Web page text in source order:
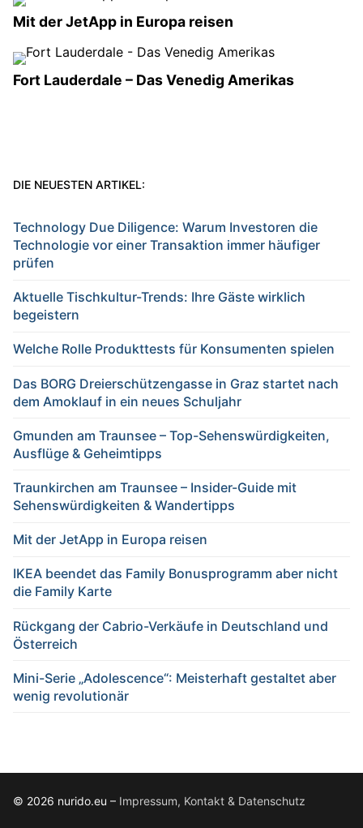
Mit der JetApp in Europa reisen
Fort Lauderdale – Das Venedig Amerikas
DIE NEUESTEN ARTIKEL:
Technology Due Diligence: Warum Investoren die
Technologie vor einer Transaktion immer häufiger
prüfen
Aktuelle Tischkultur-Trends: Ihre Gäste wirklich
begeistern
Welche Rolle Produkttests für Konsumenten spielen
Das BORG Dreierschützengasse in Graz startet nach
dem Amoklauf in ein neues Schuljahr
Gmunden am Traunsee – Top-Sehenswürdigkeiten,
Ausflüge & Geheimtipps
Traunkirchen am Traunsee – Insider-Guide mit
Sehenswürdigkeiten & Wandertipps
Mit der JetApp in Europa reisen
IKEA beendet das Family Bonusprogramm aber nicht
die Family Karte
Rückgang der Cabrio-Verkäufe in Deutschland und
Österreich
Mini-Serie „Adolescence“: Meisterhaft gestaltet aber
wenig revolutionär
© 2026 nurido.eu – Impressum, Kontakt & Datenschutz